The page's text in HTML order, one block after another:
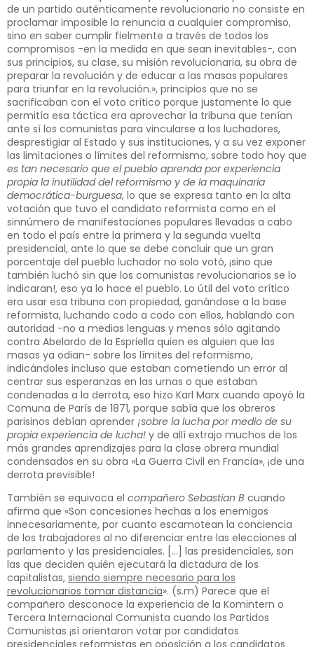
de un partido auténticamente revolucionario no consiste en
proclamar imposible la renuncia a cualquier compromiso,
sino en saber cumplir fielmente a través de todos los
compromisos -en la medida en que sean inevitables-, con
sus principios, su clase, su misión revolucionaria, su obra de
preparar la revolución y de educar a las masas populares
para triunfar en la revolución.», principios que no se
sacrificaban con el voto crítico porque justamente lo que
permitía esa táctica era aprovechar la tribuna que tenían
ante sí los comunistas para vincularse a los luchadores,
desprestigiar al Estado y sus instituciones, y a su vez exponer
las limitaciones o límites del reformismo, sobre todo hoy que
es tan necesario que el pueblo aprenda por experiencia
propia la inutilidad del reformismo y de la maquinaria
democrática-burguesa, lo que se expresa tanto en la alta
votación que tuvo el candidato reformista como en el
sinnúmero de manifestaciones populares llevadas a cabo
en todo el país entre la primera y la segunda vuelta
presidencial, ante lo que se debe concluir que un gran
porcentaje del pueblo luchador no solo votó, ¡sino que
también luchó sin que los comunistas revolucionarios se lo
indicaran!, eso ya lo hace el pueblo. Lo útil del voto crítico
era usar esa tribuna con propiedad, ganándose a la base
reformista, luchando codo a codo con ellos, hablando con
autoridad -no a medias lenguas y menos sólo agitando
contra Abelardo de la Espriella quien es alguien que las
masas ya odian- sobre los límites del reformismo,
indicándoles incluso que estaban cometiendo un error al
centrar sus esperanzas en las urnas o que estaban
condenadas a la derrota, eso hizo Karl Marx cuando apoyó la
Comuna de París de 1871, porque sabía que los obreros
parisinos debían aprender ¡sobre la lucha por medio de su
propia experiencia de lucha! y de allí extrajo muchos de los
más grandes aprendizajes para la clase obrera mundial
condensados en su obra «La Guerra Civil en Francia», ¡de una
derrota previsible!
También se equivoca el compañero Sebastian B cuando
afirma que «Son concesiones hechas a los enemigos
innecesariamente, por cuanto escamotean la conciencia
de los trabajadores al no diferenciar entre las elecciones al
parlamento y las presidenciales. […] las presidenciales, son
las que deciden quién ejecutará la dictadura de los
capitalistas, siendo siempre necesario para los
revolucionarios tomar distancia». (s.m) Parece que el
compañero desconoce la experiencia de la Komintern o
Tercera Internacional Comunista cuando los Partidos
Comunistas ¡sí orientaron votar por candidatos